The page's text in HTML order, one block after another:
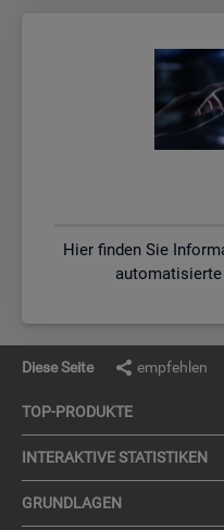
Hier finden Sie
automatisierte
Diese Seite empfehlen
TOP-PRO­DUK­TE
IN­TER­AK­TI­VE STA­TIS­TI­KEN
GRUND­LA­GEN